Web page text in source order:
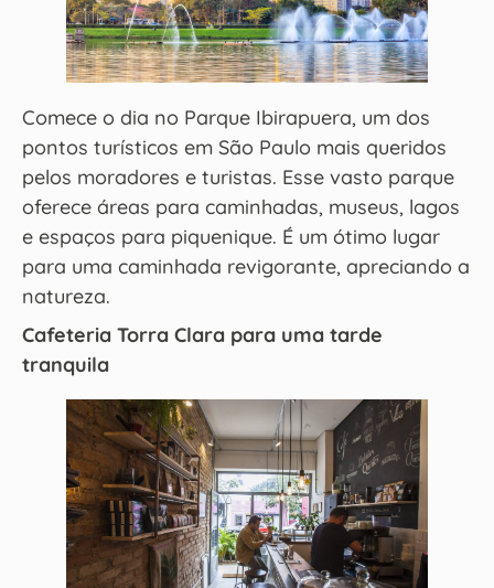
Comece o dia no Parque Ibirapuera, um dos
pontos turísticos em São Paulo mais queridos
pelos moradores e turistas. Esse vasto parque
oferece áreas para caminhadas, museus, lagos
e espaços para piquenique. É um ótimo lugar
para uma caminhada revigorante, apreciando a
natureza.
Cafeteria Torra Clara para uma tarde
tranquila